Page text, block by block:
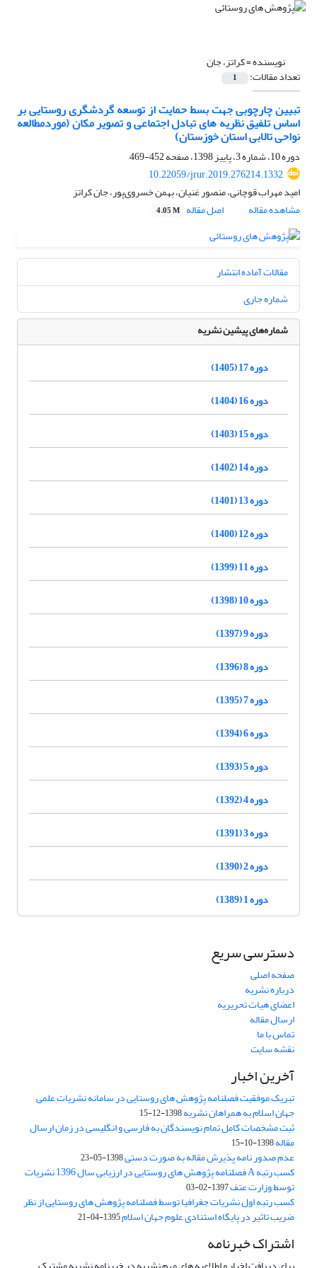
نویسنده =کراتز، جان
تعداد مقالات: 1
تبیین چارچوبی جهت بسط حمایت از توسعه گردشگری روستایی بر
اساس تلفیق نظریه‏ های تبادل اجتماعی و تصویر مکان (موردمطالعه
نواحی تالابی استان خوزستان)
دوره 10، شماره 3، پاییز 1398، صفحه
452-469
10.22059/jrur.2019.276214.1332
امید مهراب قوچانی، منصور غنیان، بهمن خسروی‌پور، جان کراتز
مشاهده مقاله
اصل مقاله 4.05 M
مقالات آماده انتشار
شماره جاری
شماره‌های پیشین نشریه
دوره 17 (1405)
دوره 16 (1404)
دوره 15 (1403)
دوره 14 (1402)
دوره 13 (1401)
دوره 12 (1400)
دوره 11 (1399)
دوره 10 (1398)
دوره 9 (1397)
دوره 8 (1396)
دوره 7 (1395)
دوره 6 (1394)
دوره 5 (1393)
دوره 4 (1392)
دوره 3 (1391)
دوره 2 (1390)
دوره 1 (1389)
دسترسی سریع
صفحه اصلی
درباره نشریه
اعضای هیات تحریریه
ارسال مقاله
تماس با ما
نقشه سایت
آخرین اخبار
تبریک موفقیت فصلنامه پژوهش های روستایی در سامانه نشریات علمی
جهان اسلام به همراهان نشریه1398-12-15
ثبت مشخصات کامل تمام نویسندگان به فارسی و انگلیسی در زمان ارسال
مقاله1398-10-15
عدم صدور نامه پذیرش مقاله به صورت دستی1398-05-23
کسب رتبه A فصلنامه پژوهش های روستایی در ارزیابی سال 1396 نشریات
توسط وزارت عتف1397-02-03
کسب رتبه اول نشریات جغرافیا توسط فصلنامه پژوهش های روستایی از نظر
ضریب تاثیر در پایگاه استنادی علوم جهان اسلام1395-04-21
اشتراک خبرنامه